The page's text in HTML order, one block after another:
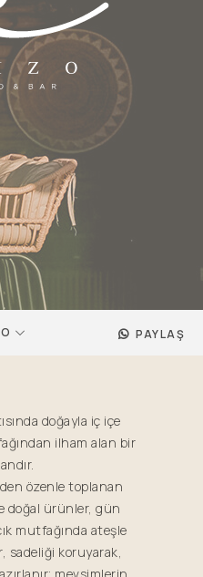
PAYLAŞ
doğayla iç içe
ilham alan bir
özenle toplanan
doğal ürünler, gün
mutfağında ateşle
sadeliği koruyarak,